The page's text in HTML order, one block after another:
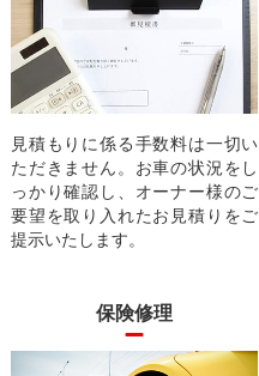
見積もりに係る手数料は一切い
ただきません。お車の状況をし
っかり確認し、オーナー様のご
要望を取り入れたお見積りをご
提示いたします。
保険修理